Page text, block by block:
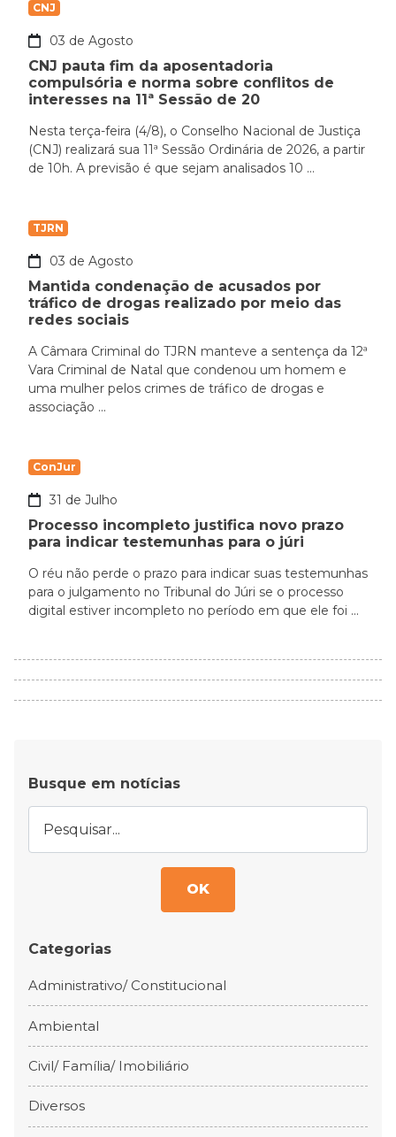
CNJ
03 de Agosto
CNJ pauta fim da aposentadoria
compulsória e norma sobre conflitos de
interesses na 11ª Sessão de 20
Nesta terça-feira (4/8), o Conselho Nacional de Justiça
(CNJ) realizará sua 11ª Sessão Ordinária de 2026, a partir
de 10h. A previsão é que sejam analisados 10 ...
TJRN
03 de Agosto
Mantida condenação de acusados por
tráfico de drogas realizado por meio das
redes sociais
A Câmara Criminal do TJRN manteve a sentença da 12ª
Vara Criminal de Natal que condenou um homem e
uma mulher pelos crimes de tráfico de drogas e
associação ...
ConJur
31 de Julho
Processo incompleto justifica novo prazo
para indicar testemunhas para o júri
O réu não perde o prazo para indicar suas testemunhas
para o julgamento no Tribunal do Júri se o processo
digital estiver incompleto no período em que ele foi ...
Busque em notícias
OK
Categorias
Administrativo/ Constitucional
Ambiental
Civil/ Família/ Imobiliário
Diversos